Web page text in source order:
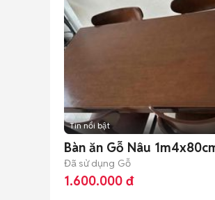
Tin nổi bật
Bàn ăn Gỗ Nâu
Đã sử dụng Gỗ
1.600.000 đ